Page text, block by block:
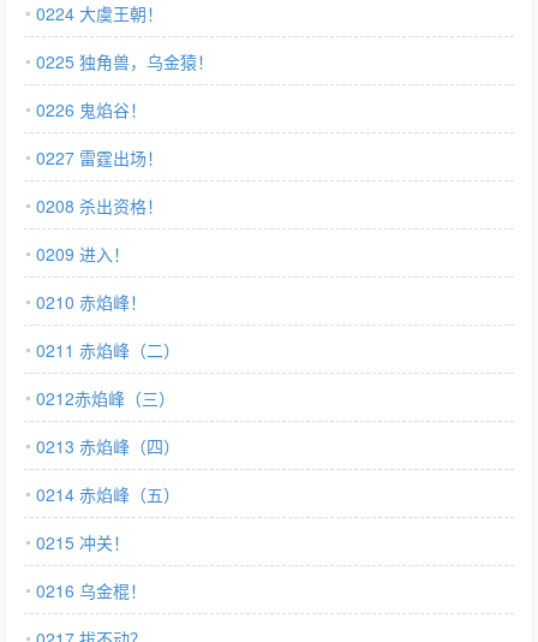
0224 大虞王朝！
0225 独角兽，乌金猿！
0226 鬼焰谷！
0227 雷霆出场！
0208 杀出资格！
0209 进入！
0210 赤焰峰！
0211 赤焰峰（二）
0212赤焰峰（三）
0213 赤焰峰（四）
0214 赤焰峰（五）
0215 冲关！
0216 乌金棍！